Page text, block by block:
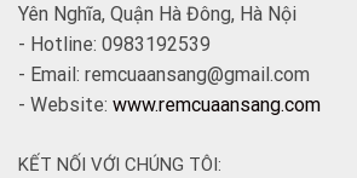
Yên Nghĩa, Quận Hà Đông, Hà Nội
- Hotline: 0983192539
- Email: remcuaansang@gmail.com
- Website: www.remcuaansang.com
KẾT NỐI VỚI CHÚNG TÔI: